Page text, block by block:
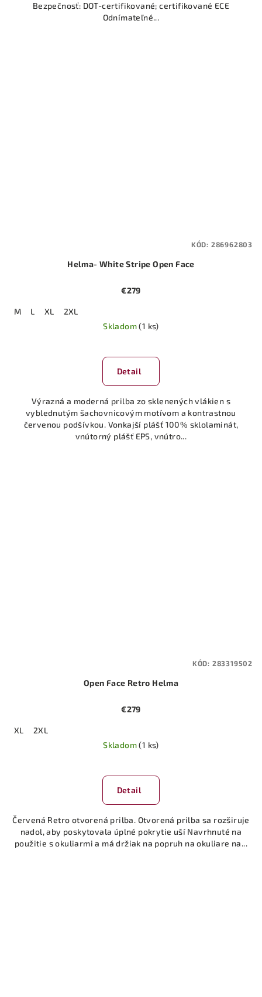
Bezpečnosť: DOT-certifikované; certifikované ECE
Odnímateľné...
Helma- White Stripe Open Face
€279
M L XL
2XL
Skladom(1 ks)
Detail
Výrazná a moderná prilba zo sklenených vlákien s
vyblednutým šachovnicovým motívom a kontrastnou
červenou podšívkou. Vonkajší plášť 100% sklolaminát,
vnútorný plášť EPS, vnútro...
KÓD: 286962803
Open Face Retro Helma
€279
XL
2XL
Skladom(1 ks)
Detail
Červená Retro otvorená prilba. Otvorená prilba sa rozširuje
nadol, aby poskytovala úplné pokrytie uší Navrhnuté na
použitie s okuliarmi a má držiak na popruh na okuliare na...
KÓD: 283319502